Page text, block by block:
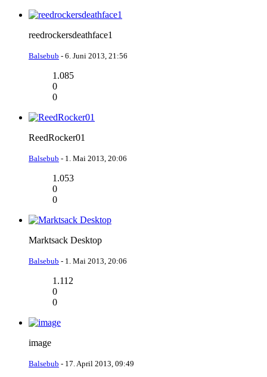
reedrockersdeathface1
Balsebub - 6. Juni 2013, 21:56
1.085
0
0
ReedRocker01
Balsebub - 1. Mai 2013, 20:06
1.053
0
0
Marktsack Desktop
Balsebub - 1. Mai 2013, 20:06
1.112
0
0
image
Balsebub - 17. April 2013, 09:49